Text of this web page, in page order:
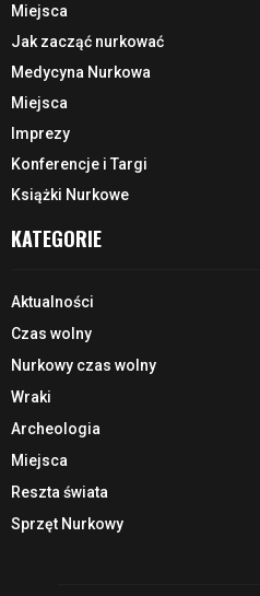
Miejsca
Jak zacząć nurkować
Medycyna Nurkowa
Miejsca
Imprezy
Konferencje i Targi
Książki Nurkowe
KATEGORIE
Aktualności
Czas wolny
Nurkowy czas wolny
Wraki
Archeologia
Miejsca
Reszta świata
Sprzęt Nurkowy